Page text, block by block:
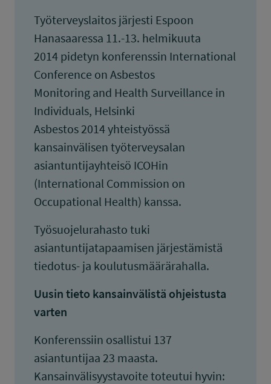
Työterveyslaitos järjesti Espoon
Hanasaaressa 11.-13. helmikuuta
2014 pidetyn konferenssin International
Conference on Asbestos
Monitoring and Health Surveillance in
Individuals, Helsinki
Asbestos 2014 yhteistyössä
kansainvälisen työterveysalan
asiantuntijayhteisö ICOHin
(International Commission on
Occupational Health) kanssa.
Työsuojelurahasto tuki
asiantuntijatapaamisen järjestämistä
tiedotus- ja koulutusmäärärahalla.
Uusin tieto kansainvälistä ohjeistusta
varten
Konferenssiin osallistui 137
asiantuntijaa 23 maasta.
Kansainvälisyystavoite toteutui hyvin: